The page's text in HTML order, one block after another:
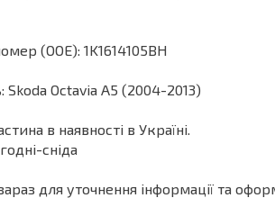
(ООЕ): 1K1614105BH
Octavia A5 (2004-2013)
в наявності в Україні.
сніда
для уточнення інформації та